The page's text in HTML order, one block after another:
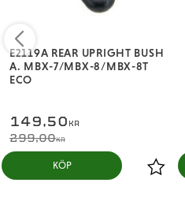
E2119A REAR UPRIGHT BUSH
A. MBX-7/MBX-8/MBX-8T
ECO
149,50 KR
299,00KR
KÖP